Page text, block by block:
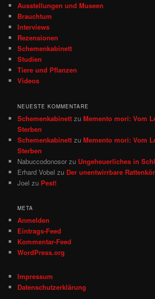
n
Ausstellungen und Museen
Brauchtum
Interviews
Rezensionen
Schemenkabinett
Studien
Tiere und Pflanzen
Videos
NEUESTE KOMMENTARE
Schemenkabinett zuMemento mori: Vom
Sterben
Schemenkabinett zuMemento mori: Vom
Sterben
Nabuccodonosor zu Ungeheuerliches in
Erhard Vobel zu Der unentwirrbare
Joel zu Pest!
META
Anmelden
Eintrags-Feed
Kommentar-Feed
WordPress.org
Impressum
Datenschutzerklärung